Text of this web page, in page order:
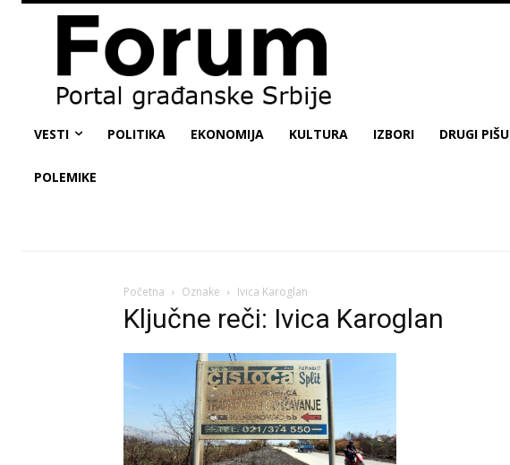
VESTI POLITIKA EKONOMIJA KULTURA IZBORI DRUGI PIŠU
POLEMIKE
Početna Oznake Ivica Karoglan
Ključne reči: Ivica Karoglan